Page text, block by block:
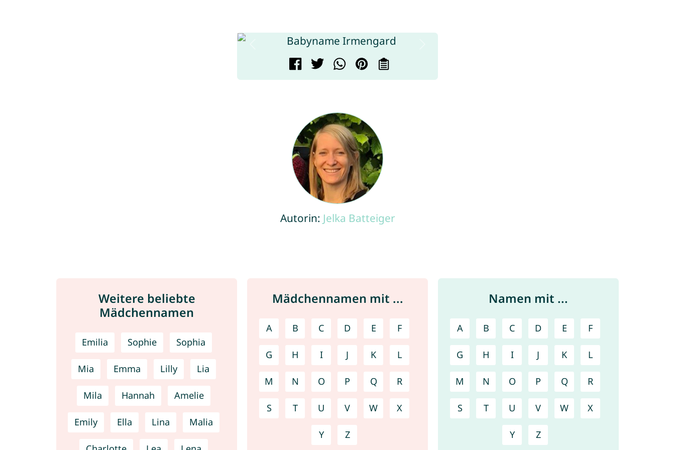
Autorin: Jelka Batteiger
Weitere beliebte
Mädchennamen
Emilia Sophie Sophia
Mia Emma Lilly Lia
Mila Hannah Amelie
Emily Ella Lina Malia
Mädchennamen mit ...
A B C D E F
G H I J K L
M N O P Q R
S T U V W X
Y Z
Namen mit ...
A B C D E F
G H I J K L
M N O P Q R
S T U V W X
Y Z